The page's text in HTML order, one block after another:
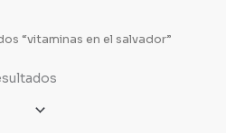
“vitaminas en el salvador”